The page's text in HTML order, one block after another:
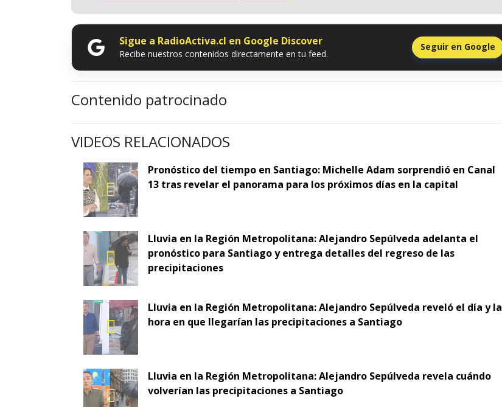
Sigue a RadioActiva.cl en Google Discover
Recibe nuestros contenidos directamente en tu feed.
Seguir en Google
Contenido patrocinado
VIDEOS RELACIONADOS
Pronóstico del tiempo en Santiago: Michelle Adam sorprendió en Canal
13 tras revelar el panorama para los próximos días en la capital
Lluvia en la Región Metropolitana: Alejandro Sepúlveda adelanta el
pronóstico para Santiago y entrega detalles del regreso de las
precipitaciones
Lluvia en la Región Metropolitana: Alejandro Sepúlveda reveló el día y la
hora en que llegarían las precipitaciones a Santiago
Lluvia en la Región Metropolitana: Alejandro Sepúlveda revela cuándo
volverían las precipitaciones a Santiago